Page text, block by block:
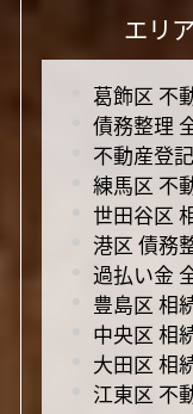
エリ
葛飾区 不
債務整理
不動産登
練馬区 不
世田谷区
港区 債務
過払い金
豊島区 相
中央区 相
大田区 相
江東区 不